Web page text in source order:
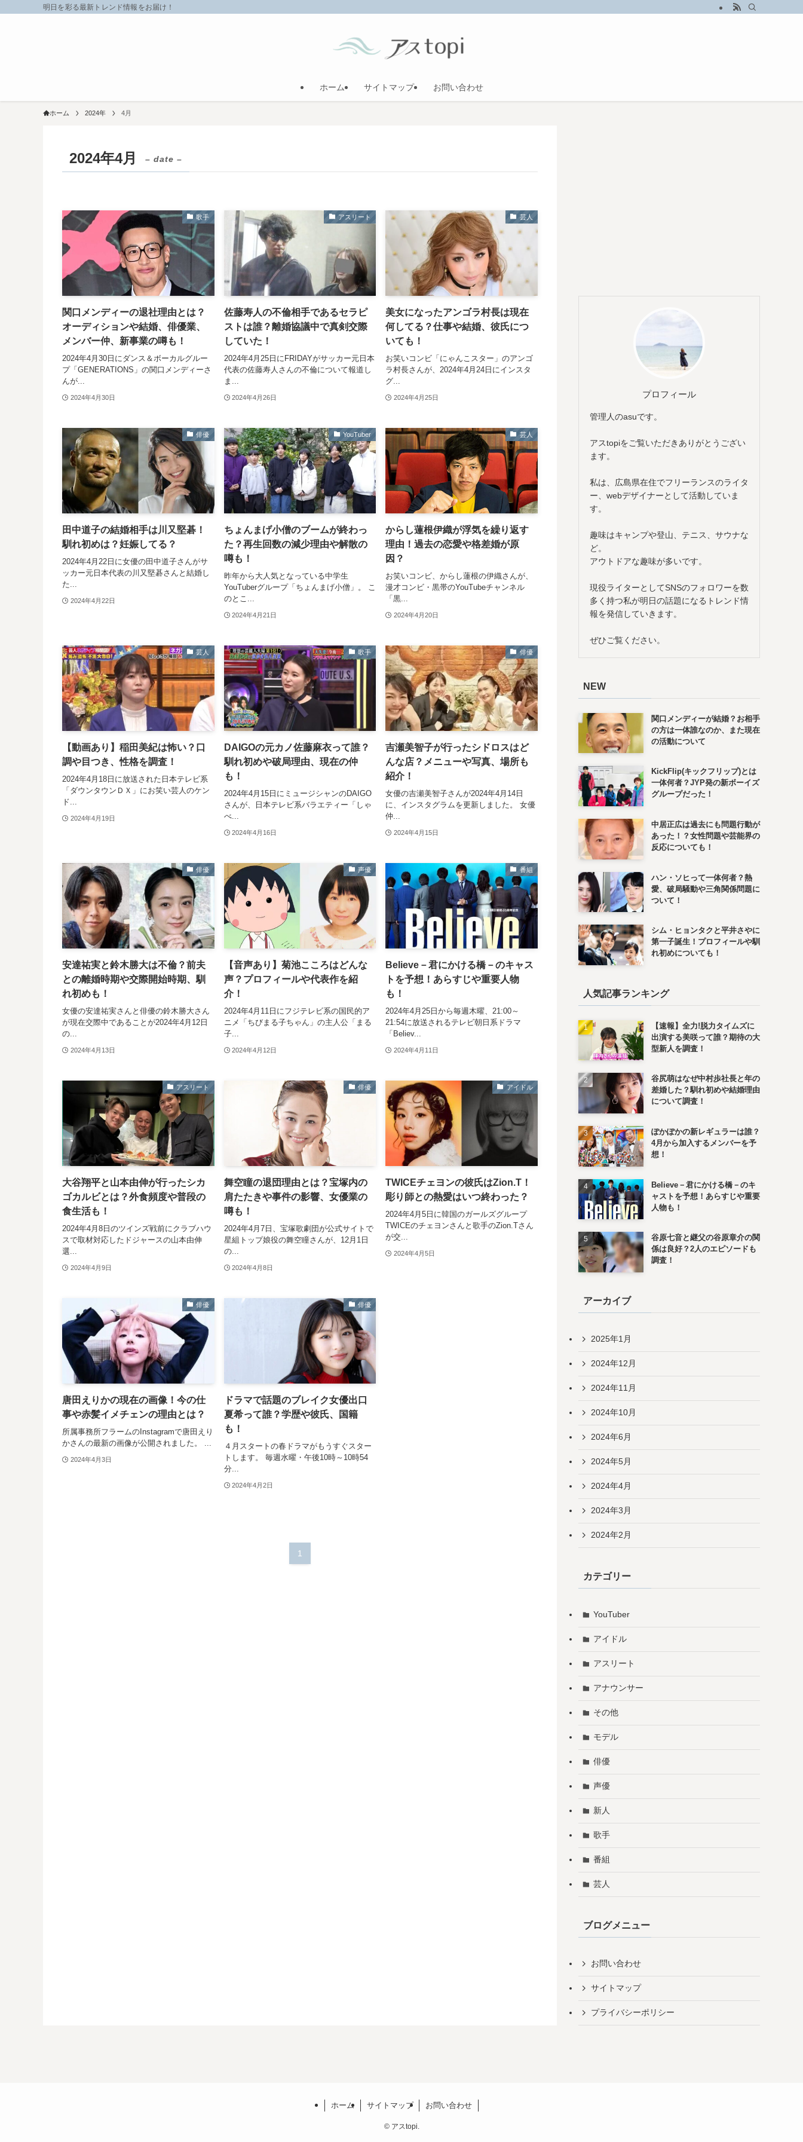
明日を彩る最新トレンド情報をお届け！
ホーム サイトマップ お問い合わせ
ホーム 2024年 4月
2024年4月 – date –
歌手
関口メンディーの退社理由とは？
オーディションや結婚、俳優業、
メンバー仲、新事業の噂も！
2024年4月30日にダンス＆ボーカルグルー
プ「GENERATIONS」の関口メンディーさ
んが...
2024年4月30日
アスリート
佐藤寿人の不倫相手であるセラピ
ストは誰？離婚協議中で真剣交際
していた！
2024年4月25日にFRIDAYがサッカー元日本
代表の佐藤寿人さんの不倫について報道し
ま...
2024年4月26日
芸人
美女になったアンゴラ村長は現在
何してる？仕事や結婚、彼氏につ
いても！
お笑いコンビ「にゃんこスター」のアンゴ
ラ村長さんが、2024年4月24日にインスタ
グ...
2024年4月25日
俳優
田中道子の結婚相手は川又堅碁！
馴れ初めは？妊娠してる？
2024年4月22日に女優の田中道子さんがサ
ッカー元日本代表の川又堅碁さんと結婚し
た...
2024年4月22日
YouTuber
ちょんまげ小僧のブームが終わっ
た？再生回数の減少理由や解散の
噂も！
昨年から大人気となっている中学生
YouTuberグループ「ちょんまげ小僧」。 こ
のとこ...
2024年4月21日
芸人
からし蓮根伊織が浮気を繰り返す
理由！過去の恋愛や格差婚が原
因？
お笑いコンビ、からし蓮根の伊織さんが、
漫才コンビ・黒帯のYouTubeチャンネル
「黒...
2024年4月20日
芸人
【動画あり】稲田美紀は怖い？口
調や目つき、性格を調査！
2024年4月18日に放送された日本テレビ系
「ダウンタウンＤＸ」にお笑い芸人のケン
ド...
2024年4月19日
歌手
DAIGOの元カノ佐藤麻衣って誰？
馴れ初めや破局理由、現在の仲
も！
2024年4月15日にミュージシャンのDAIGO
さんが、日本テレビ系バラエティー「しゃ
べ...
2024年4月16日
俳優
吉瀬美智子が行ったシドロスはど
んな店？メニューや写真、場所も
紹介！
女優の吉瀬美智子さんが2024年4月14日
に、インスタグラムを更新しました。 女優
仲...
2024年4月15日
俳優
安達祐実と鈴木勝大は不倫？前夫
との離婚時期や交際開始時期、馴
れ初めも！
女優の安達祐実さんと俳優の鈴木勝大さん
が現在交際中であることが2024年4月12日
の...
2024年4月13日
声優
【音声あり】菊池こころはどんな
声？プロフィールや代表作を紹
介！
2024年4月11日にフジテレビ系の国民的ア
ニメ「ちびまる子ちゃん」の主人公「まる
子...
2024年4月12日
番組
Believe－君にかける橋－のキャス
トを予想！あらすじや重要人物
も！
2024年4月25日から毎週木曜、21:00～
21:54に放送されるテレビ朝日系ドラマ
「Believ...
2024年4月11日
アスリート
大谷翔平と山本由伸が行ったシカ
ゴカルビとは？外食頻度や普段の
食生活も！
2024年4月8日のツインズ戦前にクラブハウ
スで取材対応したドジャースの山本由伸
選...
2024年4月9日
俳優
舞空瞳の退団理由とは？宝塚内の
肩たたきや事件の影響、女優業の
噂も！
2024年4月7日、宝塚歌劇団が公式サイトで
星組トップ娘役の舞空瞳さんが、12月1日
の...
2024年4月8日
アイドル
TWICEチェヨンの彼氏はZion.T！
彫り師との熱愛はいつ終わった？
2024年4月5日に韓国のガールズグループ
TWICEのチェヨンさんと歌手のZion.Tさん
が交...
2024年4月5日
俳優
唐田えりかの現在の画像！今の仕
事や赤髪イメチェンの理由とは？
所属事務所フラームのInstagramで唐田えり
かさんの最新の画像が公開されました。 ...
2024年4月3日
俳優
ドラマで話題のブレイク女優出口
夏希って誰？学歴や彼氏、国籍
も！
４月スタートの春ドラマがもうすぐスター
トします。 毎週水曜・午後10時～10時54
分...
2024年4月2日
1
プロフィール
管理人のasuです。
アスtopiをご覧いただきありがとうござい
ます。
私は、広島県在住でフリーランスのライタ
ー、webデザイナーとして活動していま
す。
趣味はキャンプや登山、テニス、サウナな
ど。
アウトドアな趣味が多いです。
現役ライターとしてSNSのフォロワーを数
多く持つ私が明日の話題になるトレンド情
報を発信していきます。
ぜひご覧ください。
NEW
関口メンディーが結婚？お相手
の方は一体誰なのか、また現在
の活動について
KickFlip(キックフリップ)とは
一体何者？JYP発の新ボーイズ
グループだった！
中居正広は過去にも問題行動が
あった！？女性問題や芸能界の
反応についても！
ハン・ソヒって一体何者？熱
愛、破局騒動や三角関係問題に
ついて！
シム・ヒョンタクと平井さやに
第一子誕生！プロフィールや馴
れ初めについても！
人気記事ランキング
【速報】全力!脱力タイムズに
出演する美咲って誰？期待の大
型新人を調査！
谷尻萌はなぜ中村歩社長と年の
差婚した？馴れ初めや結婚理由
について調査！
ぽかぽかの新レギュラーは誰？
4月から加入するメンバーを予
想！
Believe－君にかける橋－のキ
ャストを予想！あらすじや重要
人物も！
谷原七音と継父の谷原章介の関
係は良好？2人のエピソードも
調査！
アーカイブ
2025年1月
2024年12月
2024年11月
2024年10月
2024年6月
2024年5月
2024年4月
2024年3月
2024年2月
カテゴリー
YouTuber
アイドル
アスリート
アナウンサー
その他
モデル
俳優
声優
新人
歌手
番組
芸人
ブログメニュー
お問い合わせ
サイトマップ
プライバシーポリシー
ホーム サイトマップ お問い合わせ
©アスtopi.